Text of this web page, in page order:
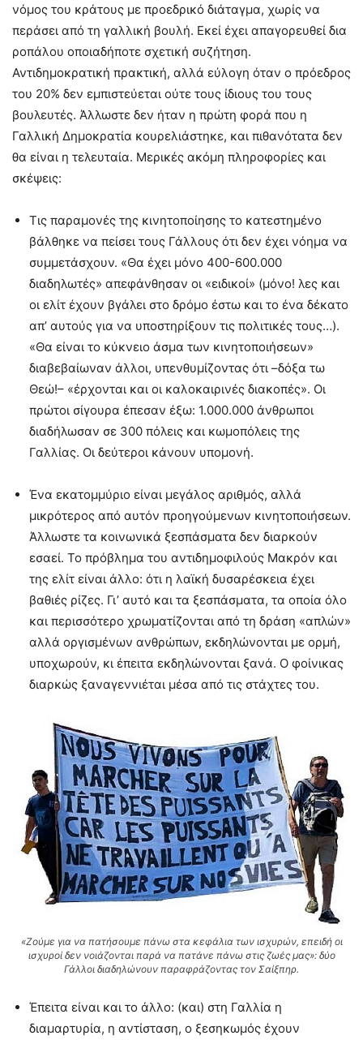
νόμος του κράτους με προεδρικό διάταγμα, χωρίς να
περάσει από τη γαλλική βουλή. Εκεί έχει απαγορευθεί δια
ροπάλου οποιαδήποτε σχετική συζήτηση.
Αντιδημοκρατική πρακτική, αλλά εύλογη όταν ο πρόεδρος
του 20% δεν εμπιστεύεται ούτε τους ίδιους του τους
βουλευτές. Άλλωστε δεν ήταν η πρώτη φορά που η
Γαλλική Δημοκρατία κουρελιάστηκε, και πιθανότατα δεν
θα είναι η τελευταία. Μερικές ακόμη πληροφορίες και
σκέψεις:
Τις παραμονές της κινητοποίησης το κατεστημένο
βάλθηκε να πείσει τους Γάλλους ότι δεν έχει νόημα να
συμμετάσχουν. «Θα έχει μόνο 400-600.000
διαδηλωτές» απεφάνθησαν οι «ειδικοί» (μόνο! λες και
οι ελίτ έχουν βγάλει στο δρόμο έστω και το ένα δέκατο
απ’ αυτούς για να υποστηρίξουν τις πολιτικές τους…).
«Θα είναι το κύκνειο άσμα των κινητοποιήσεων»
διαβεβαίωναν άλλοι, υπενθυμίζοντας ότι –δόξα τω
Θεώ!– «έρχονται και οι καλοκαιρινές διακοπές». Οι
πρώτοι σίγουρα έπεσαν έξω: 1.000.000 άνθρωποι
διαδήλωσαν σε 300 πόλεις και κωμοπόλεις της
Γαλλίας. Οι δεύτεροι κάνουν υπομονή.
Ένα εκατομμύριο είναι μεγάλος αριθμός, αλλά
μικρότερος από αυτόν προηγούμενων κινητοποιήσεων.
Άλλωστε τα κοινωνικά ξεσπάσματα δεν διαρκούν
εσαεί. Το πρόβλημα του αντιδημοφιλούς Μακρόν και
της ελίτ είναι άλλο: ότι η λαϊκή δυσαρέσκεια έχει
βαθιές ρίζες. Γι’ αυτό και τα ξεσπάσματα, τα οποία όλο
και περισσότερο χρωματίζονται από τη δράση «απλών»
αλλά οργισμένων ανθρώπων, εκδηλώνονται με ορμή,
υποχωρούν, κι έπειτα εκδηλώνονται ξανά. Ο φοίνικας
διαρκώς ξαναγεννιέται μέσα από τις στάχτες του.
«Ζούμε για να πατήσουμε πάνω στα κεφάλια των ισχυρών, επειδή οι
ισχυροί δεν νοιάζονται παρά να πατάνε πάνω στις ζωές μας»: δύο
Γάλλοι διαδηλώνουν παραφράζοντας τον Σαίξπηρ.
Έπειτα είναι και το άλλο: (και) στη Γαλλία η
διαμαρτυρία, η αντίσταση, ο ξεσηκωμός έχουν